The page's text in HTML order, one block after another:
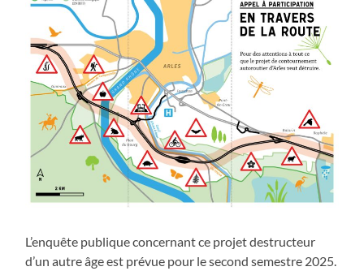
L’enquête publique concernant ce projet destructeur
d’un autre âge est prévue pour le second semestre 2025.